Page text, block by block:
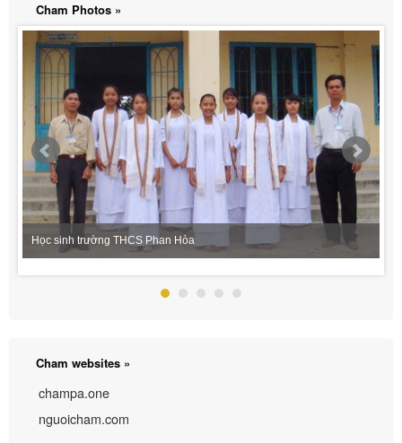
Cham Photos »
Học sinh trường THCS Phan Hòa
Cham websites »
champa.one
nguoicham.com